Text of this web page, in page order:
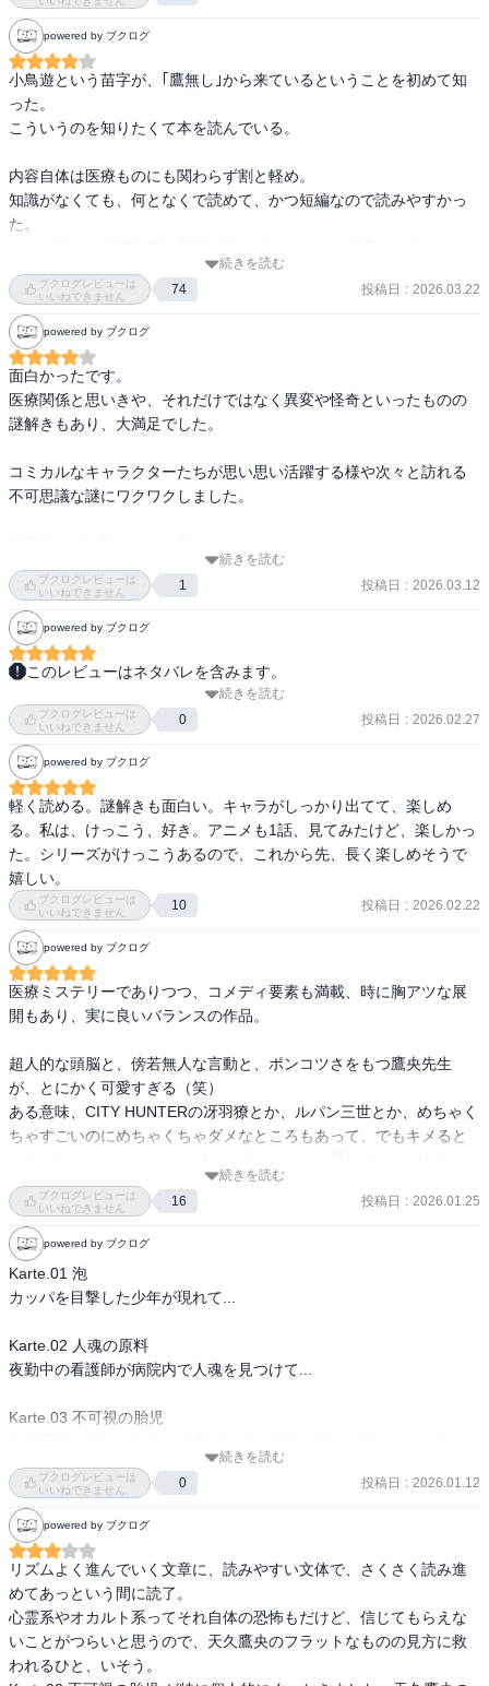
題なく読み進められる親切設計でありがたかった。
ところで病院の先生しながら、小説も書くってさぁ！すごくな
い…？？
powered by ブクログ
小鳥遊という苗字が、｢鷹無し｣から来ているということを初めて知
った。
こういうのを知りたくて本を読んでいる。
内容自体は医療ものにも関わらず割と軽め。
知識がなくても、何となくで読めて、かつ短編なので読みやすかっ
た。
と思ったが、そんなこと言い出したら｢家｣も無理があるので、ある
意味ファンタジーだった。
こういうガンガン進む系の女性と、1歩後ろを仕方なくついて行く男
性のコンビはすごい好みなので、楽しんで読めた。
続きを読む
ブクログレビューは
いいねできません
74 投稿日 : 2026.03.22
powered by ブクログ
面白かったです。
医療関係と思いきや、それだけではなく異変や怪奇といったものの
謎解きもあり、大満足でした。
コミカルなキャラクターたちが思い思い活躍する様や次々と訪れる
不可思議な謎にワクワクしました。
続きを読む
ブクログレビューは
いいねできません
1 投稿日 : 2026.03.12
powered by ブクログ
このレビューはネタバレを含みます。
入院して退院後に読むことになって面食らったけど、いざ読み出し
たら面白くて面白くて…
鷹央みたいな口調のキャラは見ていて面白いし、医療とミステリー
の組み合わせもいいし学びになる。会話のテンポもいい。
ドラマ化、アニメ化両方も見ました、個人的にはドラマ派です！
続きを読む
ブクログレビューは
いいねできません
0 投稿日 : 2026.02.27
powered by ブクログ
軽く読める。謎解きも面白い。キャラがしっかり出てて、楽しめ
る。私は、けっこう、好き。アニメも1話、見てみたけど、楽しかっ
た。シリーズがけっこうあるので、これから先、長く楽しめそうで
嬉しい。
ブクログレビューは
いいねできません
10 投稿日 : 2026.02.22
powered by ブクログ
医療ミステリーでありつつ、コメディ要素も満載、時に胸アツな展
開もあり、実に良いバランスの作品。
超人的な頭脳と、傍若無人な言動と、ポンコツさをもつ鷹央先生
が、とにかく可愛すぎる（笑）
ある意味、CITY HUNTERの冴羽獠とか、ルパン三世とか、めちゃく
ちゃすごいのにめちゃくちゃダメなところもあって、でもキメると
このシリーズ、まだまだあるみたい。
シリーズコンプ目指すかなぁ♪
続きを読む
ブクログレビューは
いいねできません
16 投稿日 : 2026.01.25
powered by ブクログ
Karte.01 泡
カッパを目撃した少年が現れて...
Karte.02 人魂の原料
夜勤中の看護師が病院内で人魂を見つけて...
Karte.03 不可視の胎児
Karte.04 オーダーメイドの毒薬
鷹央先生が過去の診断を訴えかけられて...衝撃の事実
続きを読む
ブクログレビューは
いいねできません
0 投稿日 : 2026.01.12
powered by ブクログ
リズムよく進んでいく文章に、読みやすい文体で、さくさく読み進
めてあっという間に読了。
心霊系やオカルト系ってそれ自体の恐怖もだけど、信じてもらえな
いことがつらいと思うので、天久鷹央のフラットなものの見方に救
われるひと、いそう。